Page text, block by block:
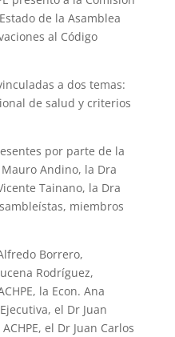
de la Asamblea
al Código
a dos temas:
de salud y criterios
por parte de la
Andino, la Dra
Tainano, la Dra
miembros
Borrero,
Rodríguez,
la Econ. Ana
el Dr Juan
el Dr Juan Carlos